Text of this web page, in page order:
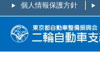
個人情報保護方針